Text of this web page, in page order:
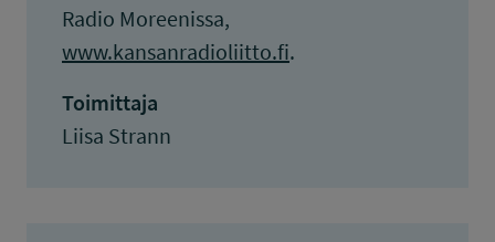
Radio Moreenissa,
www.kansanradioliitto.fi.
Toimittaja
Liisa Strann